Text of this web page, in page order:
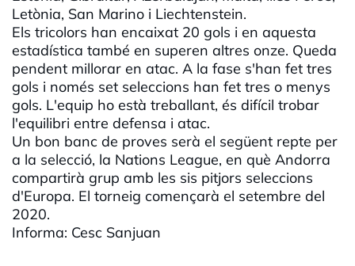
Letònia, San Marino i Liechtenstein.
Els tricolors han encaixat 20 gols i en aquesta
estadística també en superen altres onze. Queda
pendent millorar en atac. A la fase s'han fet tres
gols i només set seleccions han fet tres o menys
gols. L'equip ho està treballant, és difícil trobar
l'equilibri entre defensa i atac.
Un bon banc de proves serà el següent repte per
a la selecció, la Nations League, en què Andorra
compartirà grup amb les sis pitjors seleccions
d'Europa. El torneig començarà el setembre del
2020.
Informa: Cesc Sanjuan